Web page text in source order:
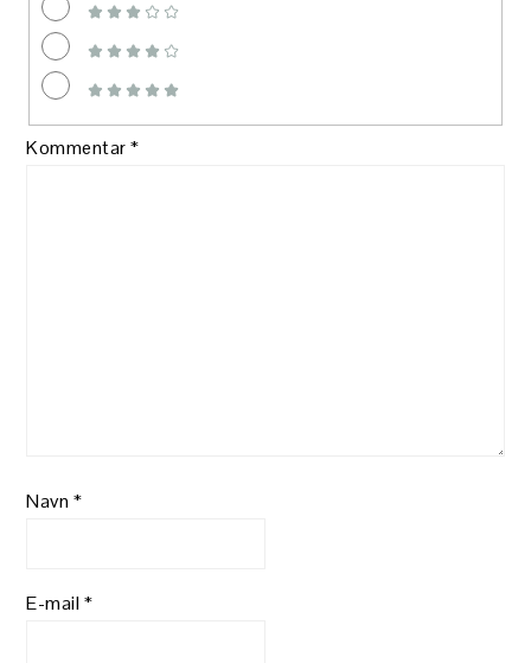
Kommentar*
Navn *
E-mail*